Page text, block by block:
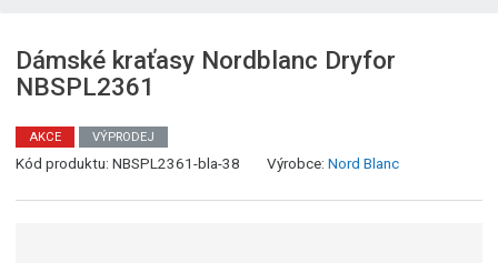
t
í
s
r
a
Dámské kraťasy Nordblanc Dryfor
NBSPL2361
AKCE VÝPRODEJ
Kód produktu:NBSPL2361-bla-38 Výrobce:Nord Blanc